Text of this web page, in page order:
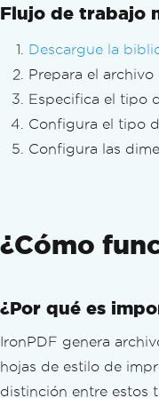
Mejorar
Organizar
Unir o
Flujo de trabajo
Descargue la
Prepara el
Especifica el tipo
Configura el tipo
Configura las
¿Cómo
¿Por qué es
IronPDF genera
hojas de estilo de
distinción entre estos